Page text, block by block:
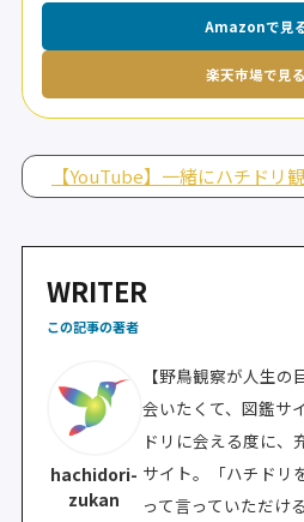
Amazonで見
楽天市場で見る
【YouTube】一緒にハチドリ
WRITER
この記事の著者
hachidori-
zukan
【野鳥観察が人生
会いたくて、図鑑サ
ドリに会える度に、
サイト。「ハチドリ
って言っていただけ